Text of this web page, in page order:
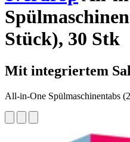
Stück), 30 Stk
Mit integriertem
All-in-One Spülmaschinentabs